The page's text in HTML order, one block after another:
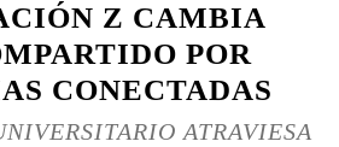
Z CAMBIA
POR
CONECTADAS
ATRAVIESA